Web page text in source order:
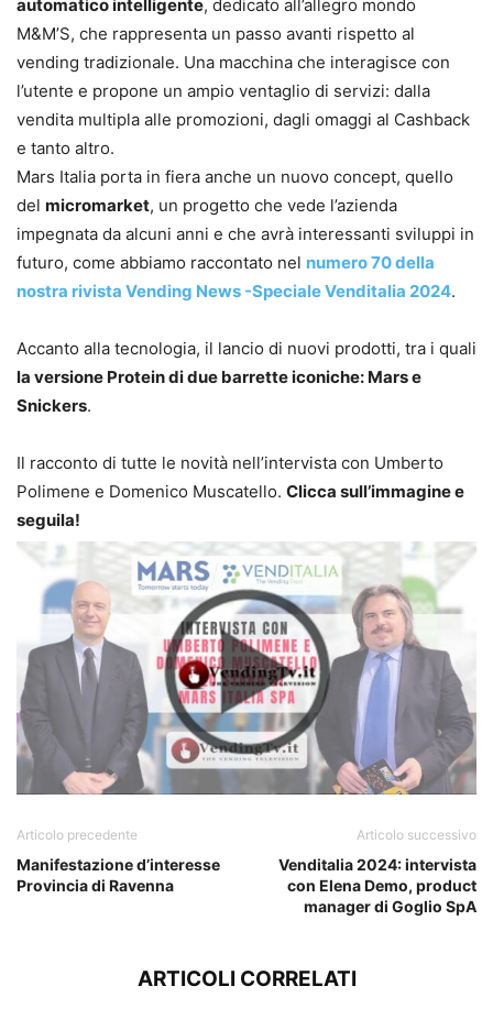
automatico intelligente, dedicato all’allegro mondo
M&M’S, che rappresenta un passo avanti rispetto al
vending tradizionale. Una macchina che interagisce con
l’utente e propone un ampio ventaglio di servizi: dalla
vendita multipla alle promozioni, dagli omaggi al Cashback
e tanto altro.
Mars Italia porta in fiera anche un nuovo concept, quello
del micromarket, un progetto che vede l’azienda
impegnata da alcuni anni e che avrà interessanti sviluppi in
futuro, come abbiamo raccontato nel numero 70 della
nostra rivista Vending News -Speciale Venditalia 2024.
Accanto alla tecnologia, il lancio di nuovi prodotti, tra i quali
la versione Protein di due barrette iconiche: Mars e
Snickers.
Il racconto di tutte le novità nell’intervista con Umberto
Polimene e Domenico Muscatello. Clicca sull’immagine e
seguila!
Articolo precedente
Manifestazione d’interesse
Provincia di Ravenna
Articolo successivo
Venditalia 2024: intervista
con Elena Demo, product
manager di Goglio SpA
ARTICOLI CORRELATI